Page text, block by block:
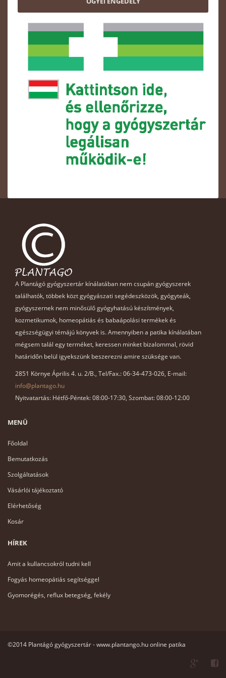
A Plantágó gyógyszertár kínálatában nem csupán gyógyszerek
találhatók, többek közt gyógyászati segédeszközök, gyógyteák,
gyógyszernek nem minősülő gyógyhatású készítmények,
kozmetikumok, homeopátiás és babaápolási termékek és
egészségügyi témájú könyvek is. Amennyiben a patika kínálatában
mégsem talál egy terméket, keressen minket bizalommal, rövid
határidőn belül igyekszünk beszerezni amire szüksége van.
2851 Környe Április 4. u. 2/B., Tel/Fax.: 06-34-473-026, E-mail:
info@plantago.hu
Nyitvatartás: Hétfő-Péntek: 08:00-17:30, Szombat: 08:00-12:00
MENÜ
Főoldal
Bemutatkozás
Szolgáltatások
Vásárlói tájékoztató
Elérhetőség
Kosár
HÍREK
Amit a kullancsokról tudni kell
Fogyás homeopátiás segítséggel
Gyomorégés, reflux betegség, fekély
©2014 Plantágó gyógyszertár - www.plantango.hu online patika